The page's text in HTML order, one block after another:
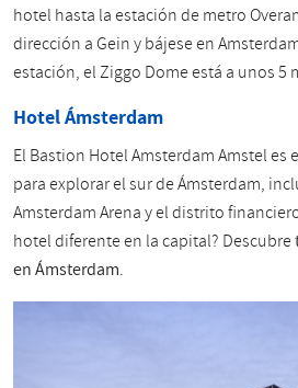
hotel hasta la estación de metro
dirección a Gein y bájese en
estación, el Ziggo Dome está a unos 5
Hotel Ámsterdam
El Bastion Hotel Amsterdam Amstel
para explorar el sur de Ámsterdam,
Amsterdam Arena y el distrito
hotel diferente en la capital? Descubre
en Ámsterdam.